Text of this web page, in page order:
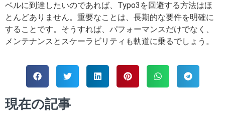
ベルに到達したいのであれば、Typo3を回避する方法はほ
とんどありません。重要なことは、長期的な要件を明確に
することです。そうすれば、パフォーマンスだけでなく、
メンテナンスとスケーラビリティも軌道に乗るでしょう。
現在の記事